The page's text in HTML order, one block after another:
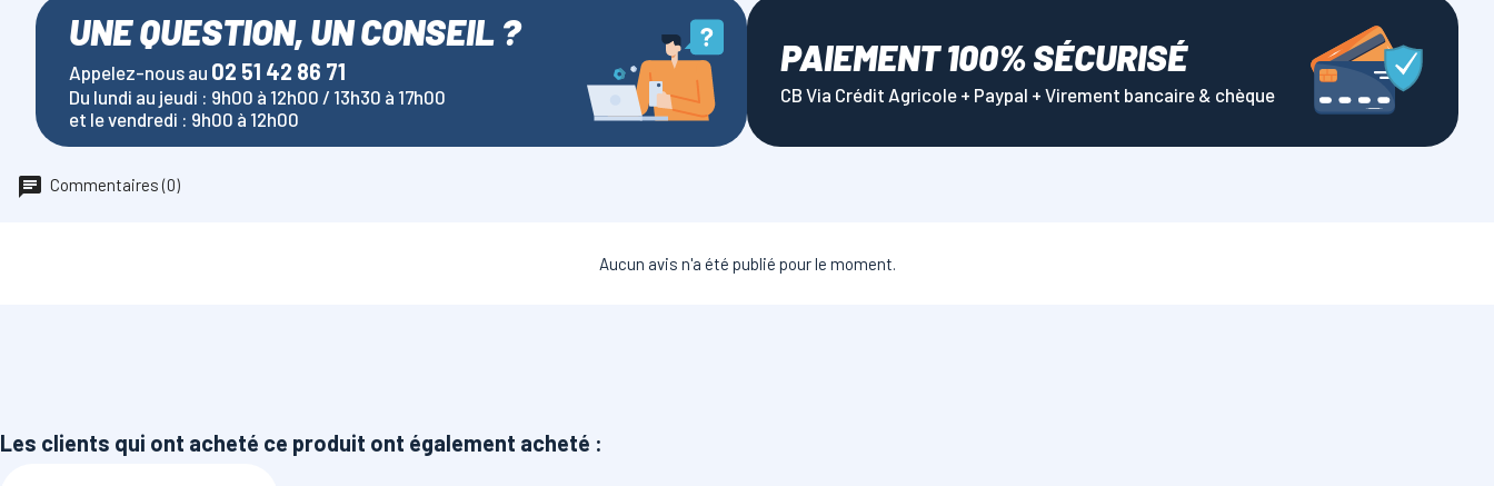
UNE QUESTION, UN CONSEIL ?
Appelez-nous au 02 51 42 86 71
Du lundi au jeudi : 9h00 à 12h00 / 13h30 à 17h00
et le vendredi : 9h00 à 12h00
PAIEMENT 100% SÉCURISÉ
CB Via Crédit Agricole + Paypal + Virement bancaire & chèque
Commentaires (0)
Aucun avis n'a été publié pour le moment.
Les clients qui ont acheté ce produit ont également acheté :